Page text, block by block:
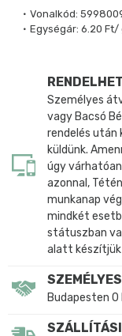
Vonalkód:
Egységár: 6.20 Ft/
Személyes
vagy Bacsó
rendelés
küldünk.
úgy
azonnal,
munkanap
mindkét
státuszban
alatt készítjük
Budapesten 0